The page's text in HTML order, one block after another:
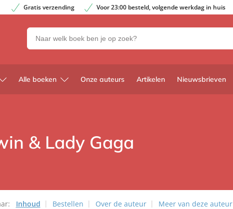
Gratis verzending Voor 23:00 besteld, volgende werkdag in huis
Zoeken
naar
en
uitgevers
Alle boeken Onze auteurs Artikelen Nieuwsbrieven
& Lady Gaga
Inhoud Bestellen Over de auteur Meer van deze auteur